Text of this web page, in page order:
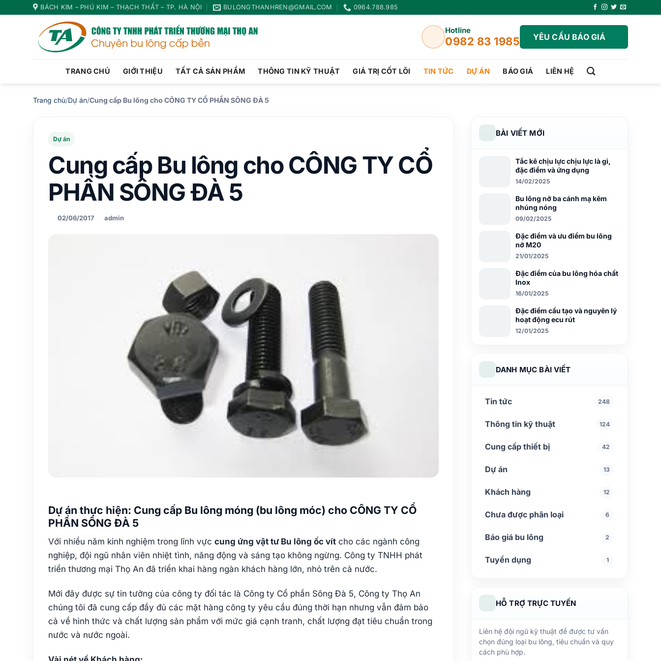
BÁCH KIM – PHÚ KIM – THẠCH THẤT – TP. HÀ NỘI BULONGTHANHREN@GMAIL.COM 0964.788.985
Hotline
0982 83 1985 YÊU CẦU BÁO GIÁ
TRANG CHỦ GIỚI THIỆU TẤT CẢ SẢN PHẨM THÔNG TIN KỸ THUẬT GIÁ TRỊ CỐT LÕI TIN TỨC DỰ ÁN BÁO GIÁ LIÊN HỆ
Trang chủ/Dự án/Cung cấp Bu lông cho CÔNG TY CỔ PHẦN SÔNG ĐÀ 5
Dự án
Cung cấp Bu lông cho CÔNG TY CỔ
PHẦN SÔNG ĐÀ 5
02/06/2017 admin
Dự án thực hiện: Cung cấp Bu lông móng (bu lông móc) cho CÔNG TY CỔ
PHẦN SÔNG ĐÀ 5
Với nhiều năm kinh nghiệm trong lĩnh vực cung ứng vật tư Bu lông ốc vít cho các ngành công
nghiệp, đội ngũ nhân viên nhiệt tình, năng động và sáng tạo không ngừng. Công ty TNHH phát
triển thương mại Thọ An đã triển khai hàng ngàn khách hàng lớn, nhỏ trên cả nước.
Mới đây được sự tin tưởng của công ty đối tác là Công ty Cổ phần Sông Đà 5, Công ty Thọ An
chúng tôi đã cung cấp đầy đủ các mặt hàng công ty yêu cầu đúng thời hạn nhưng vẫn đảm bảo
cả về hình thức và chất lượng sản phẩm với mức giá cạnh tranh, chất lượng đạt tiêu chuẩn trong
nước và nước ngoài.
BÀI VIẾT MỚI
Tắc kê chịu lực chịu lực là gì,
đặc điểm và ứng dụng
14/02/2025
Bu lông nở ba cánh mạ kẽm
nhúng nóng
09/02/2025
Đặc điểm và ưu điểm bu lông
nở M20
21/01/2025
Đặc điểm của bu lông hóa chất
Inox
16/01/2025
Đặc điểm cấu tạo và nguyên lý
hoạt động ecu rút
12/01/2025
DANH MỤC BÀI VIẾT
Tin tức 248
Thông tin kỹ thuật 124
Cung cấp thiết bị 42
Dự án 13
Khách hàng 12
Chưa được phân loại 6
Báo giá bu lông 2
Tuyển dụng 1
HỖ TRỢ TRỰC TUYẾN
Liên hệ đội ngũ kỹ thuật để được tư vấn
chọn đúng loại bu lông, tiêu chuẩn và quy
cách phù hợp.